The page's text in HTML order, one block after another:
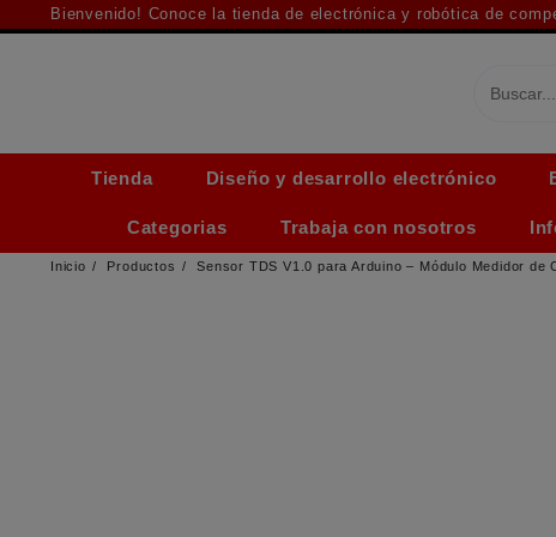
al
Bienvenido! Conoce la tienda de electrónica y robótica de
Tienda Diseño y desarrollo electrónico
Categorias Trabaja con nosotros
Inicio Productos Sensor TDS V1.0 para Arduino – Módulo Medidor de